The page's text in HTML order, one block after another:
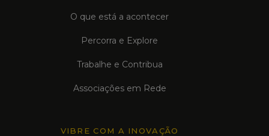
O que está a acontecer
Percorra e Explore
Trabalhe e Contribua
Associações em Rede
VIBRE COM A INOVAÇÃO